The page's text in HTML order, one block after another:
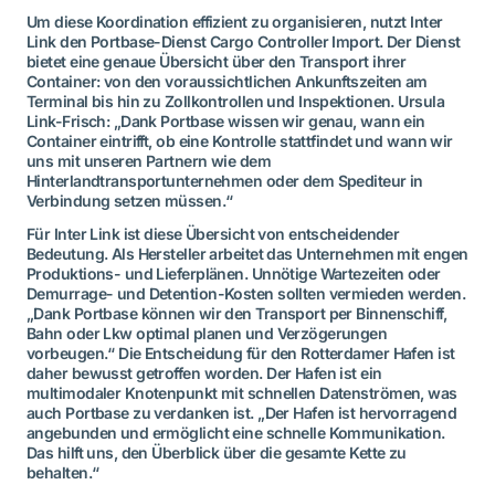
Um diese Koordination effizient zu organisieren, nutzt Inter
Link den Portbase-Dienst Cargo Controller Import. Der Dienst
bietet eine genaue Übersicht über den Transport ihrer
Container: von den voraussichtlichen Ankunftszeiten am
Terminal bis hin zu Zollkontrollen und Inspektionen. Ursula
Link-Frisch: „Dank Portbase wissen wir genau, wann ein
Container eintrifft, ob eine Kontrolle stattfindet und wann wir
uns mit unseren Partnern wie dem
Hinterlandtransportunternehmen oder dem Spediteur in
Verbindung setzen müssen.“
Für Inter Link ist diese Übersicht von entscheidender
Bedeutung. Als Hersteller arbeitet das Unternehmen mit engen
Produktions- und Lieferplänen. Unnötige Wartezeiten oder
Demurrage- und Detention-Kosten sollten vermieden werden.
„Dank Portbase können wir den Transport per Binnenschiff,
Bahn oder Lkw optimal planen und Verzögerungen
vorbeugen.“ Die Entscheidung für den Rotterdamer Hafen ist
daher bewusst getroffen worden. Der Hafen ist ein
multimodaler Knotenpunkt mit schnellen Datenströmen, was
auch Portbase zu verdanken ist. „Der Hafen ist hervorragend
angebunden und ermöglicht eine schnelle Kommunikation.
Das hilft uns, den Überblick über die gesamte Kette zu
behalten.“